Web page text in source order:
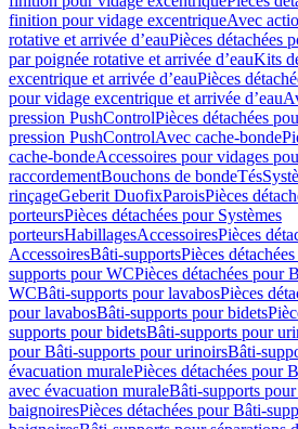
finition pour vidage excentriqueAvec
rotative et arrivée d’eauPièces détachées
par poignée rotative et arrivée d’eauKits
excentrique et arrivée d’eauPièces
pour vidage excentrique et arrivée d’eau
pression PushControlPièces détachées
pression PushControlAvec cache-bonde
cache-bondeAccessoires pour vidages
raccordementBouchons de bondeTés
rinçageGeberit DuofixParoisPièces
porteursPièces détachées pour Systèmes
porteursHabillagesAccessoiresPièces
AccessoiresBâti-supportsPièces
supports pour WCPièces détachées pour
WCBâti-supports pour lavabosPièces
pour lavabosBâti-supports pour bidets
supports pour bidetsBâti-supports pour
pour Bâti-supports pour urinoirsBâti-
évacuation muralePièces détachées pour
avec évacuation muraleBâti-supports
baignoiresPièces détachées pour Bâti-